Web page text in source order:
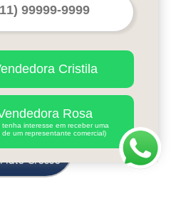
de camisa
social lisa
Grosso
Cristila
Rosa
tenha interesse em receber uma
de um representante comercial)